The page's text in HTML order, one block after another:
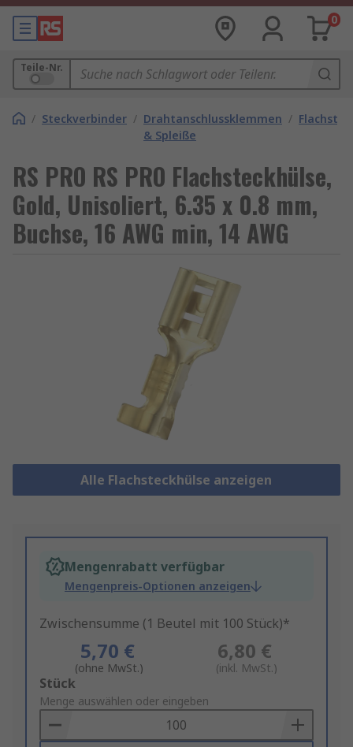
0
Teile-Nr.
/ Steckverbinder / Drahtanschlussklemmen
& Spleiße
/
RS PRO RS PRO Flachsteckhülse,
Gold, Unisoliert, 6.35 x 0.8 mm,
Buchse, 16 AWG min, 14 AWG
Alle Flachsteckhülse anzeigen
Mengenrabatt verfügbar
Mengenpreis-Optionen anzeigen
Zwischensumme (1 Beutel mit 100 Stück)*
5,70 €
(ohne MwSt.)
6,80 €
(inkl. MwSt.)
Add
to
Basket
Stück
Menge auswählen oder eingeben